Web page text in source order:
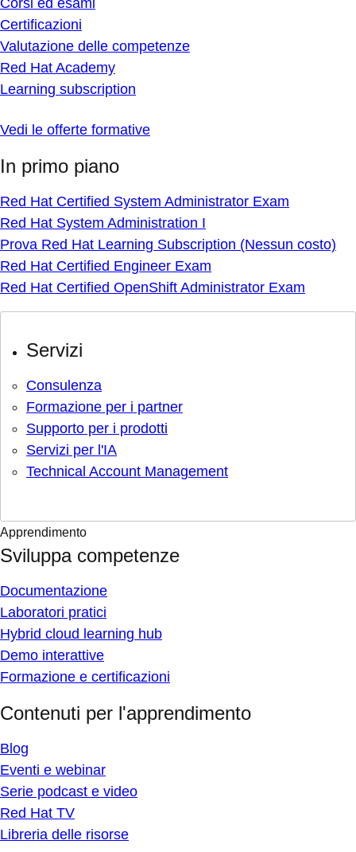
Corsi ed esami
Certificazioni
Valutazione delle competenze
Red Hat Academy
Learning subscription
Vedi le offerte formative
In primo piano
Red Hat Certified System Administrator Exam
Red Hat System Administration I
Prova Red Hat Learning Subscription (Nessun costo)
Red Hat Certified Engineer Exam
Red Hat Certified OpenShift Administrator Exam
Servizi
Consulenza
Formazione per i partner
Supporto per i prodotti
Servizi per l'IA
Technical Account Management
Apprendimento
Sviluppa competenze
Documentazione
Laboratori pratici
Hybrid cloud learning hub
Demo interattive
Formazione e certificazioni
Contenuti per l'apprendimento
Blog
Eventi e webinar
Serie podcast e video
Red Hat TV
Libreria delle risorse